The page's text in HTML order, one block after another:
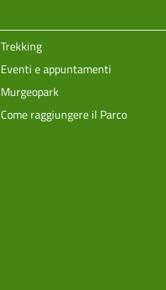
Trekking
Eventi e appuntamenti
Murgeopark
Come raggiungere il Parco